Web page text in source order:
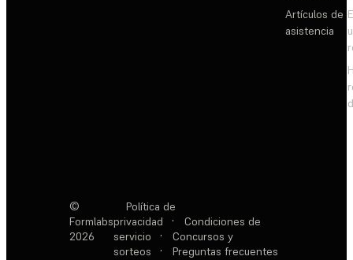
Artículos de
asistencia
©
Formlabs
2026
Política de
privacidad
·
Condiciones de
servicio
·
Concursos y
sorteos
· Preguntas frecuentes